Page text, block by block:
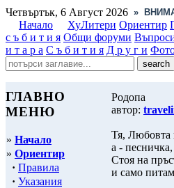
Четвъртък, 6 Август 2026 »
Начало
ХуЛитери Ориентир
с ъ б и т и я Общи форуми
и т а р а С ъ б и т и я Д р у г и
ГЛАВНО
МЕНЮ
» Начало
» Ориентир
· Правила
· Указания
Родопа
автор:
Тя, Любовта
а -
Стоя на
и само